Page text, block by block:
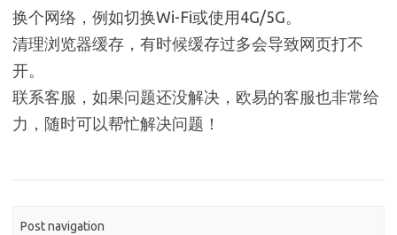
换个网络，例如切换Wi-Fi或使用4G/5G。
清理浏览器缓存，有时候缓存过多会导致网页打不
开。
联系客服，如果问题还没解决，欧易的客服也非常给
力，随时可以帮忙解决问题！
Post navigation